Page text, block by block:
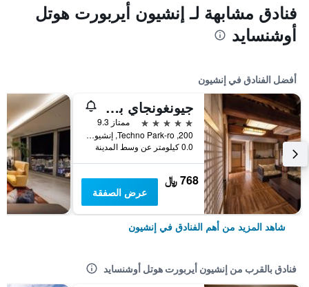
فنادق مشابهة لـ إنشيون أيربورت هوتل
أوشنسايد
أفضل الفنادق في إنشيون
جيونغونجاي باي واكرهيل
5 نجوم
ممتاز 9.3
200, Techno Park-ro, إنشيون, كوريا الجنوبية
0.0 كيلومتر عن وسط المدينة
768 ﷼
عرض الصفقة
شاهد المزيد من أهم الفنادق في إنشيون
فنادق بالقرب من إنشيون أيربورت هوتل أوشنسايد